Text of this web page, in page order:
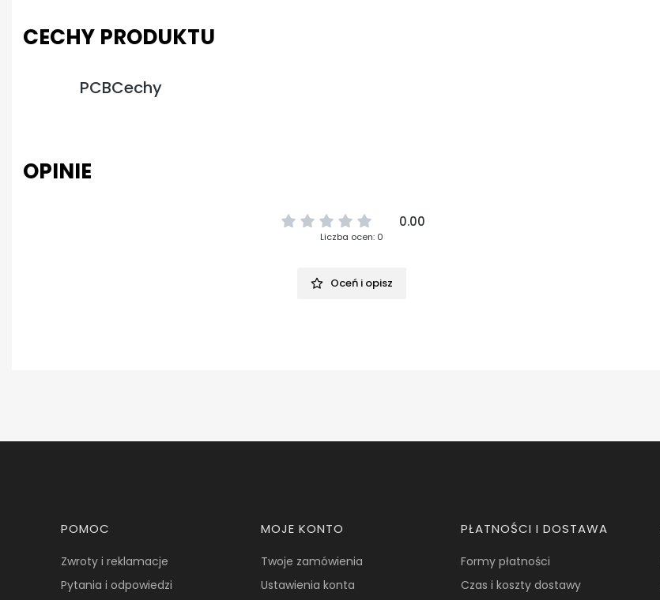
CECHY PRODUKTU
PCBCechy
OPINIE
0.00
Liczba ocen: 0
Oceń i opisz
Linki w stopce
POMOC
Zwroty i reklamacje
Pytania i odpowiedzi
MOJE KONTO
Twoje zamówienia
Ustawienia konta
PŁATNOŚCI I DOSTAWA
Formy płatności
Czas i koszty dostawy